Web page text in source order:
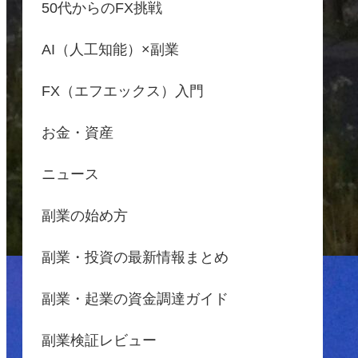
50代からのFX挑戦
AI（人工知能）×副業
FX（エフエックス）入門
お金・資産
ニュース
副業の始め方
副業・投資の最新情報まとめ
副業・起業の資金調達ガイド
副業検証レビュー